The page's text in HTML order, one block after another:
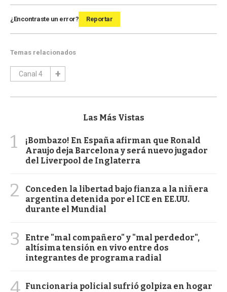
¿Encontraste un error? Reportar
Temas relacionados
Canal 4
Las Más Vistas
1
¡Bombazo! En España afirman que Ronald
Araujo deja Barcelona y será nuevo jugador
del Liverpool de Inglaterra
2
Conceden la libertad bajo fianza a la niñera
argentina detenida por el ICE en EE.UU.
durante el Mundial
3
Entre "mal compañero" y "mal perdedor",
altísima tensión en vivo entre dos
integrantes de programa radial
4 Funcionaria policial sufrió golpiza en hogar